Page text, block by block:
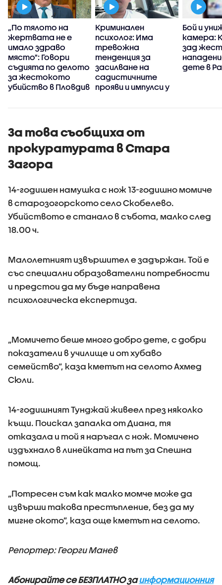
„По тялото на
жертвата не е
имало здраво
място": Говори
съдията по делото
за жестокото
убийство в Пловдив
Криминален
психолог: Има
тревожна
тенденция за
засилване на
садистичните
прояви и импулси у
Бой и
камера:
зад
дете в
За това съобщиха от
прокуратурата в Стара
Загора
14-годишен намушка с нож 13-годишно момиче
в старозогорското село Скобелево.
Убийството е станало в събота, малко след
18.00 ч.
Малолетният извършител е задържан. Той е
със специални образователни потребности
и предстои да му бъде направена
психологическа експертиза.
„Момичето беше много добро дете, с добри
показатели в училище и от хубаво
семейство”, каза кметът на селото Ахмед
Сюли.
14-годишният Тунджай живеел през няколко
къщи. Поискал запалка от Диана, тя
отказала и той я наръгал с нож. Момичено
издъхнало в линейката на път за Спешна
помощ.
„Потресен съм как малко момче може да
извърши такова престъпление, без да му
мигне окото”, каза още кметът на селото.
Репортер: Георги Манев
Абонирайте се БЕЗПЛАТНО заинформационния